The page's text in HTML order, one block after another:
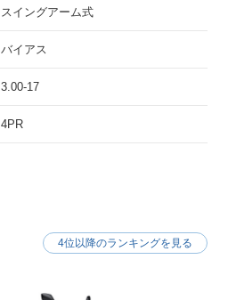
スイングアーム式
バイアス
3.00-17
4PR
4位以降のランキングを見る